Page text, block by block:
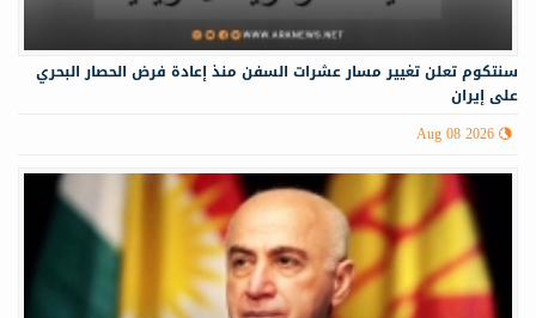
سنتكوم تعلن تغيير مسار عشرات السفن منذ إعادة فرض الحصار البحري
على إيران
Aug 08 2026